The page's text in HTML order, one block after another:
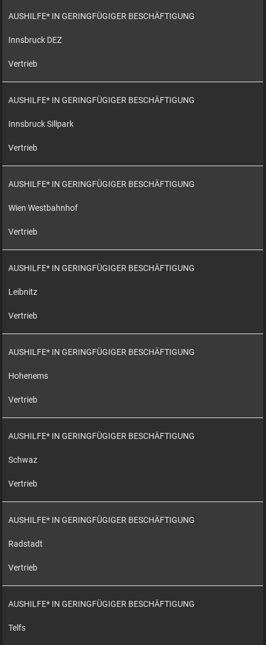
AUSHILFE* IN GERINGFÜGIGER BESCHÄFTIGUNG
Innsbruck DEZ
Vertrieb
AUSHILFE* IN GERINGFÜGIGER BESCHÄFTIGUNG
Innsbruck Sillpark
Vertrieb
AUSHILFE* IN GERINGFÜGIGER BESCHÄFTIGUNG
Wien Westbahnhof
Vertrieb
AUSHILFE* IN GERINGFÜGIGER BESCHÄFTIGUNG
Leibnitz
Vertrieb
AUSHILFE* IN GERINGFÜGIGER BESCHÄFTIGUNG
Hohenems
Vertrieb
AUSHILFE* IN GERINGFÜGIGER BESCHÄFTIGUNG
Schwaz
Vertrieb
AUSHILFE* IN GERINGFÜGIGER BESCHÄFTIGUNG
Radstadt
Vertrieb
AUSHILFE* IN GERINGFÜGIGER BESCHÄFTIGUNG
Telfs